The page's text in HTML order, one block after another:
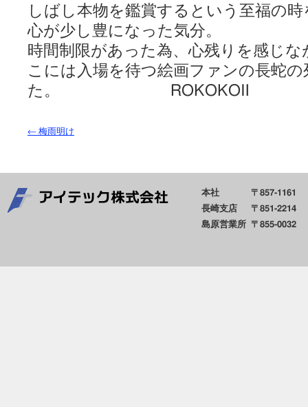
しばし本物を鑑賞するという至福の
心が少し豊になった気分。
時間制限があった為、心残りを感じ
こには入場を待つ絵画ファンの長蛇の
た。 ROKOKOⅡ
← 梅雨明け
本社
〒857-1161
長崎支店
〒851-2214
島原営業所 〒855-0032